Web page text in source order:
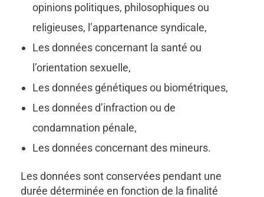
opinions politiques, philosophiques ou
religieuses, l’appartenance syndicale,
Les données concernant la santé ou
l’orientation sexuelle,
Les données génétiques ou biométriques,
Les données d’infraction ou de
condamnation pénale,
Les données concernant des mineurs.
Les données sont conservées pendant une
durée déterminée en fonction de la finalité